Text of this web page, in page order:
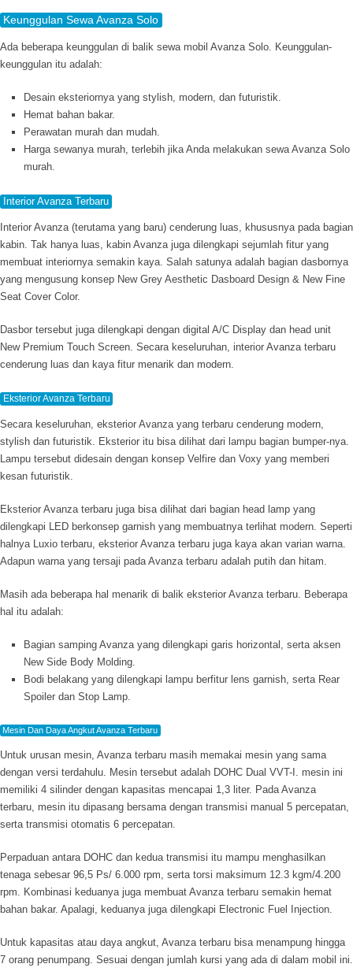
Keunggulan Sewa Avanza Solo
Ada beberapa keunggulan di balik sewa mobil Avanza Solo. Keunggulan-
keunggulan itu adalah:
Desain eksteriornya yang stylish, modern, dan futuristik.
Hemat bahan bakar.
Perawatan murah dan mudah.
Harga sewanya murah, terlebih jika Anda melakukan sewa Avanza Solo
murah.
Interior Avanza Terbaru
Interior Avanza (terutama yang baru) cenderung luas, khususnya pada bagian
kabin. Tak hanya luas, kabin Avanza juga dilengkapi sejumlah fitur yang
membuat interiornya semakin kaya. Salah satunya adalah bagian dasbornya
yang mengusung konsep New Grey Aesthetic Dasboard Design & New Fine
Seat Cover Color.
Dasbor tersebut juga dilengkapi dengan digital A/C Display dan head unit
New Premium Touch Screen. Secara keseluruhan, interior Avanza terbaru
cenderung luas dan kaya fitur menarik dan modern.
Eksterior Avanza Terbaru
Secara keseluruhan, eksterior Avanza yang terbaru cenderung modern,
stylish dan futuristik. Eksterior itu bisa dilihat dari lampu bagian bumper-nya.
Lampu tersebut didesain dengan konsep Velfire dan Voxy yang memberi
kesan futuristik.
Eksterior Avanza terbaru juga bisa dilihat dari bagian head lamp yang
dilengkapi LED berkonsep garnish yang membuatnya terlihat modern. Seperti
halnya Luxio terbaru, eksterior Avanza terbaru juga kaya akan varian warna.
Adapun warna yang tersaji pada Avanza terbaru adalah putih dan hitam.
Masih ada beberapa hal menarik di balik eksterior Avanza terbaru. Beberapa
hal itu adalah:
Bagian samping Avanza yang dilengkapi garis horizontal, serta aksen
New Side Body Molding.
Bodi belakang yang dilengkapi lampu berfitur lens garnish, serta Rear
Spoiler dan Stop Lamp.
Mesin Dan Daya Angkut Avanza Terbaru
Untuk urusan mesin, Avanza terbaru masih memakai mesin yang sama
dengan versi terdahulu. Mesin tersebut adalah DOHC Dual VVT-I. mesin ini
memiliki 4 silinder dengan kapasitas mencapai 1,3 liter. Pada Avanza
terbaru, mesin itu dipasang bersama dengan transmisi manual 5 percepatan,
serta transmisi otomatis 6 percepatan.
Perpaduan antara DOHC dan kedua transmisi itu mampu menghasilkan
tenaga sebesar 96,5 Ps/ 6.000 rpm, serta torsi maksimum 12.3 kgm/4.200
rpm. Kombinasi keduanya juga membuat Avanza terbaru semakin hemat
bahan bakar. Apalagi, keduanya juga dilengkapi Electronic Fuel Injection.
Untuk kapasitas atau daya angkut, Avanza terbaru bisa menampung hingga
7 orang penumpang. Sesuai dengan jumlah kursi yang ada di dalam mobil ini.